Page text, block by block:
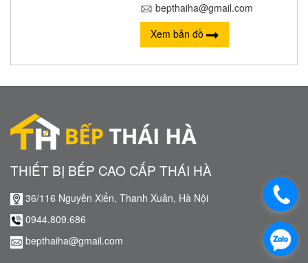
bepthaiha@gmail.com
Xem bản đồ
THIẾT BỊ BẾP CAO CẤP THÁI HÀ
36/116 Nguyễn Xiển, Thanh Xuân, Hà Nội
0944.809.686
bepthaiha@gmail.com